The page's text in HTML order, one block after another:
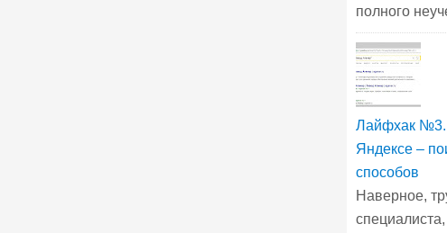
полного
Лайфхак №3.
Яндексе –
способов
Наверное,